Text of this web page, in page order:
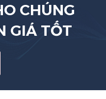
CHÚNG
GIÁ TỐT